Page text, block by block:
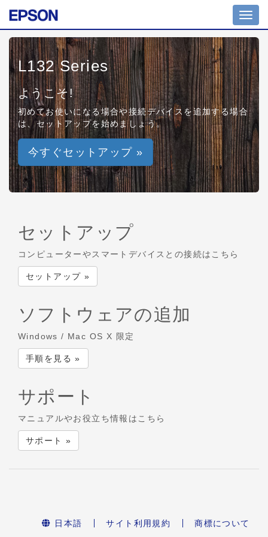
L132 Series
ようこそ!
初めてお使いになる場合や接続デバイスを追加する場合
は、セットアップを始めましょう。
今すぐセットアップ »
セットアップ
コンピューターやスマートデバイスとの接続はこちら
セットアップ »
ソフトウェアの追加
Windows / Mac OS X 限定
手順を見る »
サポート
マニュアルやお役立ち情報はこちら
サポート »
日本語 サイト利用規約
商標について